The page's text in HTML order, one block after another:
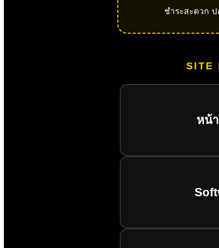
ชำระสะดวก
SITE
หน้